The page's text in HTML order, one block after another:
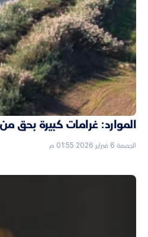
الموارد: غرامات كبيرة بحق
الجمعة 6 فبراير 2026 01:55 م